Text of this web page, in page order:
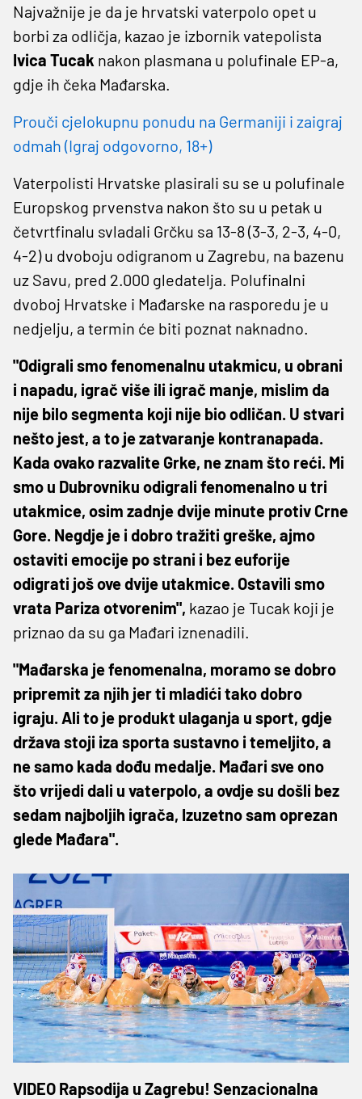
Najvažnije je da je hrvatski vaterpolo opet u
borbi za odličja, kazao je izbornik vatepolista
Ivica Tucak nakon plasmana u polufinale EP-a,
gdje ih čeka Mađarska.
Prouči cjelokupnu ponudu na Germaniji i zaigraj
odmah (Igraj odgovorno, 18+)
Vaterpolisti Hrvatske plasirali su se u polufinale
Europskog prvenstva nakon što su u petak u
četvrtfinalu svladali Grčku sa 13-8 (3-3, 2-3, 4-0,
4-2) u dvoboju odigranom u Zagrebu, na bazenu
uz Savu, pred 2.000 gledatelja. Polufinalni
dvoboj Hrvatske i Mađarske na rasporedu je u
nedjelju, a termin će biti poznat naknadno.
"Odigrali smo fenomenalnu utakmicu, u obrani
i napadu, igrač više ili igrač manje, mislim da
nije bilo segmenta koji nije bio odličan. U stvari
nešto jest, a to je zatvaranje kontranapada.
Kada ovako razvalite Grke, ne znam što reći. Mi
smo u Dubrovniku odigrali fenomenalno u tri
utakmice, osim zadnje dvije minute protiv Crne
Gore. Negdje je i dobro tražiti greške, ajmo
ostaviti emocije po strani i bez euforije
odigrati još ove dvije utakmice. Ostavili smo
vrata Pariza otvorenim", kazao je Tucak koji je
priznao da su ga Mađari iznenadili.
"Mađarska je fenomenalna, moramo se dobro
pripremit za njih jer ti mladići tako dobro
igraju. Ali to je produkt ulaganja u sport, gdje
država stoji iza sporta sustavno i temeljito, a
ne samo kada dođu medalje. Mađari sve ono
što vrijedi dali u vaterpolo, a ovdje su došli bez
sedam najboljih igrača, Izuzetno sam oprezan
glede Mađara".
VIDEO Rapsodija u Zagrebu! Senzacionalna